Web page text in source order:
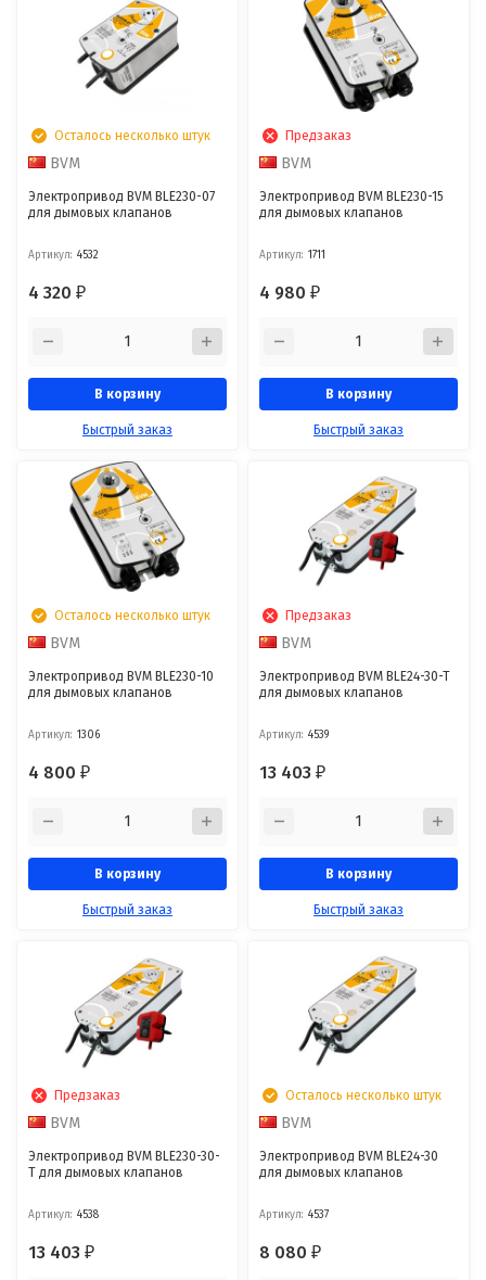
Осталось несколько штук
BVM
Электропривод BVM BLE230-07
для дымовых клапанов
Артикул: 4532
4 320₽
В корзину
Быстрый заказ
Предзаказ
BVM
Электропривод BVM BLE230-15
для дымовых клапанов
Артикул: 1711
4 980₽
В корзину
Быстрый заказ
Осталось несколько штук
BVM
Электропривод BVM BLE230-10
для дымовых клапанов
Артикул: 1306
4 800₽
В корзину
Быстрый заказ
Предзаказ
BVM
Электропривод BVM BLE24-30-T
для дымовых клапанов
Артикул: 4539
13 403₽
В корзину
Быстрый заказ
Предзаказ
BVM
Электропривод BVM BLE230-30-
T для дымовых клапанов
Артикул: 4538
13 403₽
Осталось несколько штук
BVM
Электропривод BVM BLE24-30
для дымовых клапанов
Артикул: 4537
8 080₽